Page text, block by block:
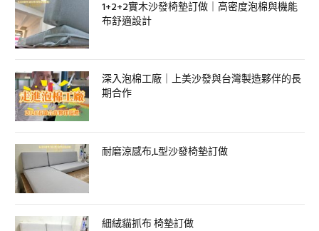
1+2+2實木沙發椅墊訂做｜高密度泡棉與機能
布舒適設計
深入泡棉工廠｜上美沙發與台灣製造夥伴的長
期合作
耐磨涼感布,L型沙發椅墊訂做
細絨貓抓布 椅墊訂做